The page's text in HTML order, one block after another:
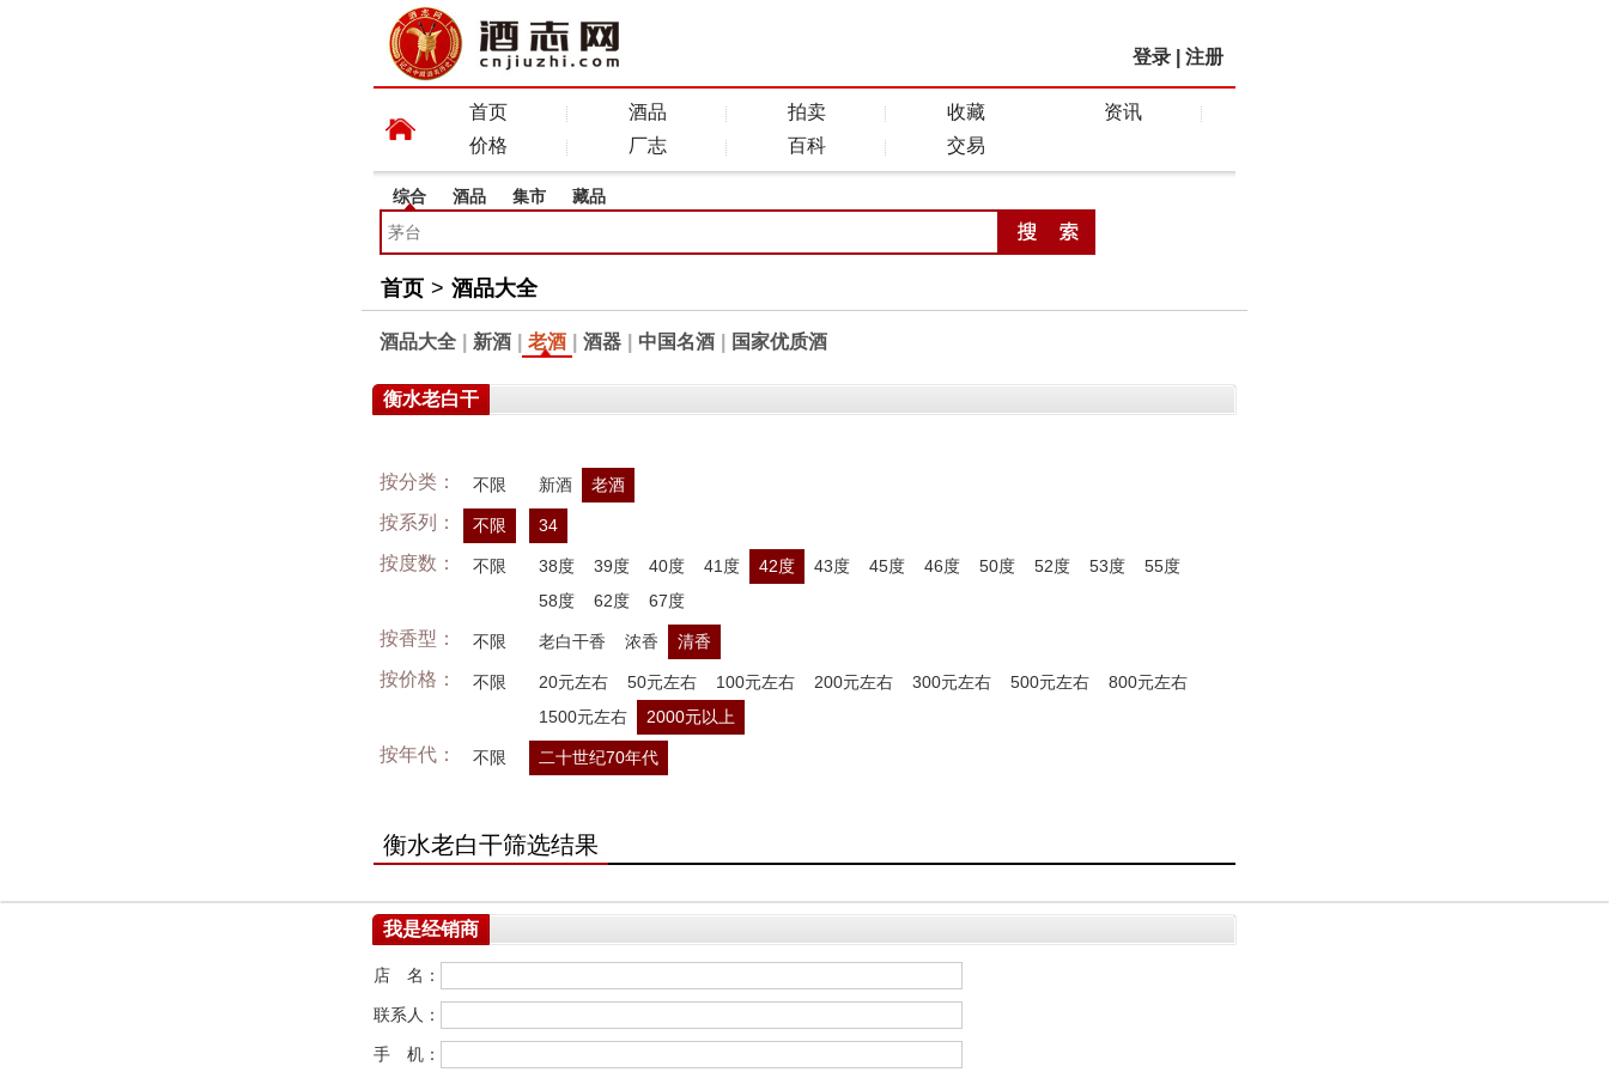
登录 注册
首页 酒品 拍卖 收藏
资讯
价格
厂志 百科 交易
综合 酒品 集市 藏品
首页 > 酒品大全
酒品大全 新酒 老酒 酒器 中国名酒 国家优质酒
衡水老白干
按分类： 不限 新酒 老酒
按系列： 不限 34
按度数： 不限 38度 39度 40度 41度 42度 43度 45度 46度 50度 52度 53度
55度
58度
62度 67度
按香型： 不限 老白干香 浓香 清香
按价格： 不限 20元左右 50元左右 100元左右 200元左右 300元左右 500元左右
800元左右
1500元左右
2000元以上
按年代： 不限 二十世纪70年代
衡水老白干筛选结果
我是经销商
店 名：
联系人：
手 机：